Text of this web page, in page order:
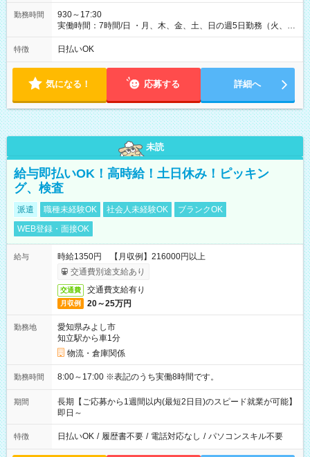
勤務時間
930～17:30
実働時間：7時間/日 ・月、木、金、土、日の週5日勤務（火、水
は固定休です／夏季、年末年始等、長期休暇有り！） ・ワンシ
フト！ 残業ほぼナシ（0～5h/月）
特徴 日払いOK
気になる！ 応募する 詳細へ
未読
給与即払いOK！高時給！土日休み！ピッキン
グ、検査
派遣 職種未経験OK 社会人未経験OK
ブランクOK
WEB登録・面接OK
給与
時給1350円 【月収例】216000円以上
交通費別途支給あり
交通費 交通費支給有り
月収例 20～25万円
勤務地
愛知県みよし市
知立駅から車1分
物流・倉庫関係
勤務時間 8:00～17:00 ※表記のうち実働8時間です。
期間
長期【ご応募から1週間以内(最短2日目)のスピード就業が可能】
即日～
特徴 日払いOK / 履歴書不要 / 電話対応なし / パソコンスキル不要